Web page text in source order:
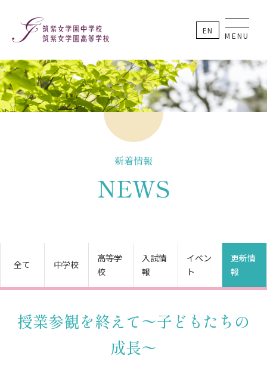
EN
MENU
新着情報
NEWS
全て 中学校
高等学
校
入試情
報
イベン
ト
更新情
報
授業参観を終えて〜子どもたちの
成長〜